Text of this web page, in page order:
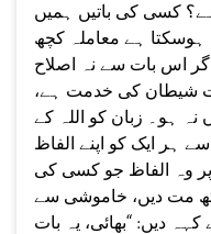
کسی کی باتیں ہمیں
ہوسکتا ہے معاملہ کچھ
اس بات سے نہ اصلاح
شیطان کی خدمت ہے،
ہو۔ زبان کو اللہ کے
ہر ایک کو اپنے الفاظ
وہ الفاظ جو کسی کی
مت دیں، خاموشی سے
دیں: “بھائی، یہ بات